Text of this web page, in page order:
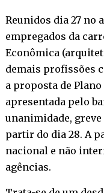
Reunidos dia 27 no
empregados da
Econômica
demais profissões
a proposta de Plano
apresentada pelo
unanimidade,
partir do dia 28. A
nacional e não
agências.